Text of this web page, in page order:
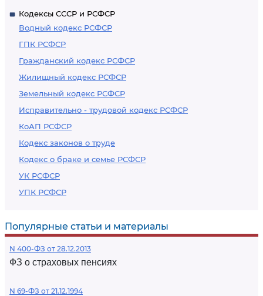
Кодексы СССР и РСФСР
Водный кодекс РСФСР
ГПК РСФСР
Гражданский кодекс РСФСР
Жилищный кодекс РСФСР
Земельный кодекс РСФСР
Исправительно - трудовой кодекс РСФСР
КоАП РСФСР
Кодекс законов о труде
Кодекс о браке и семье РСФСР
УК РСФСР
УПК РСФСР
Популярные статьи и материалы
N 400-ФЗ от 28.12.2013
ФЗ о страховых пенсиях
N 69-ФЗ от 21.12.1994